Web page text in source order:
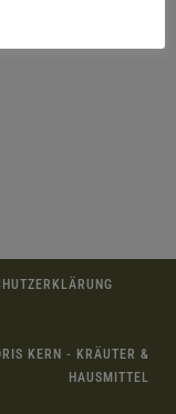
KERN - KRÄUTER &
HAUSMITTEL